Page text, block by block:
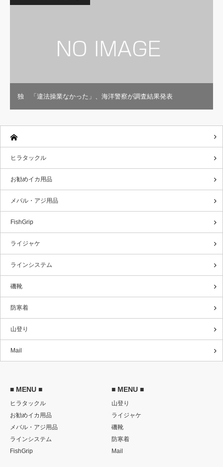
独 「違法操業なかった」、海洋警察が調査結果発表
ヒラタックル
お勧めイカ用品
メバル・アジ用品
FishGrip
ライジャケ
ラインシステム
磯靴
防寒着
山登り
Mail
■ MENU ■
ヒラタックル
お勧めイカ用品
メバル・アジ用品
ラインシステム
FishGrip
■ MENU ■
山登り
ライジャケ
磯靴
防寒着
Mail